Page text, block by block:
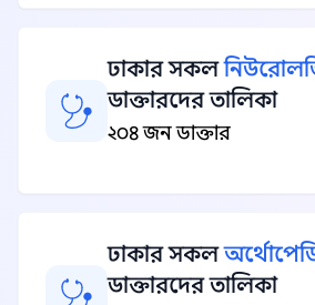
ঢাকার সকল
ডাক্তারদের তালিকা
২০৪ জন ডাক্তার
ঢাকার সকল
ডাক্তারদের তালিকা